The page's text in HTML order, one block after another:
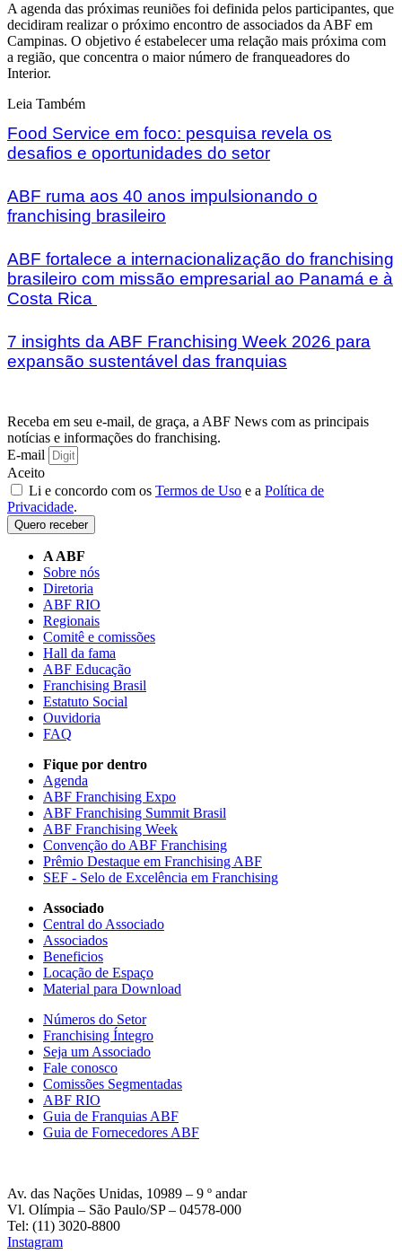
A agenda das próximas reuniões foi definida pelos participantes, que
decidiram realizar o próximo encontro de associados da ABF em
Campinas. O objetivo é estabelecer uma relação mais próxima com
a região, que concentra o maior número de franqueadores do
Interior.
Leia Também
Food Service em foco: pesquisa revela os
desafios e oportunidades do setor
ABF ruma aos 40 anos impulsionando o
franchising brasileiro
ABF fortalece a internacionalização do franchising
brasileiro com missão empresarial ao Panamá e à
Costa Rica
7 insights da ABF Franchising Week 2026 para
expansão sustentável das franquias
Receba em seu e-mail, de graça, a ABF News com as principais
notícias e informações do franchising.
E-mail
Aceito
Li e concordo com os Termos de Uso e a Política de
Privacidade.
Quero receber
A ABF
Sobre nós
Diretoria
ABF RIO
Regionais
Comitê e comissões
Hall da fama
ABF Educação
Franchising Brasil
Estatuto Social
Ouvidoria
FAQ
Fique por dentro
Agenda
ABF Franchising Expo
ABF Franchising Summit Brasil
ABF Franchising Week
Convenção do ABF Franchising
Prêmio Destaque em Franchising ABF
SEF - Selo de Excelência em Franchising
Associado
Central do Associado
Associados
Beneficios
Locação de Espaço
Material para Download
Números do Setor
Franchising Íntegro
Seja um Associado
Fale conosco
Comissões Segmentadas
ABF RIO
Guia de Franquias ABF
Guia de Fornecedores ABF
Av. das Nações Unidas, 10989 – 9 º andar
Vl. Olímpia – São Paulo/SP – 04578-000
Tel: (11) 3020-8800
Instagram